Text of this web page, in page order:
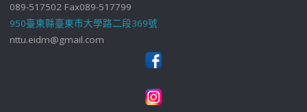
089-517502 Fax089-517799
950臺東縣臺東市大學路二段369號
nttu.eidm@gmail.com